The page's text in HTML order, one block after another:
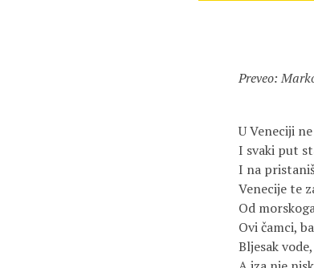
Preveo:
U Veneciji
I svaki put
I na
Venecije te
Od
Ovi čamci,
Bljesak